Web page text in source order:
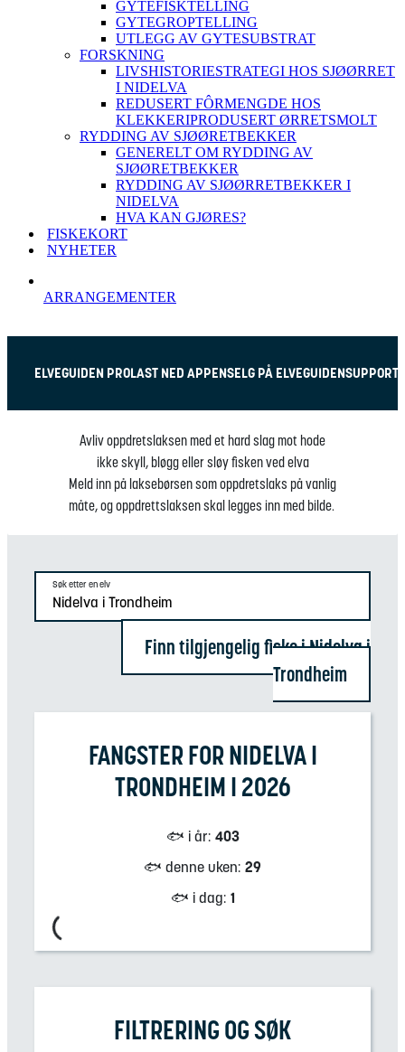
GYTEFISKTELLING
GYTEGROPTELLING
UTLEGG AV GYTESUBSTRAT
FORSKNING
LIVSHISTORIESTRATEGI HOS SJØØRRET
I NIDELVA
REDUSERT FÔRMENGDE HOS
KLEKKERIPRODUSERT ØRRETSMOLT
RYDDING AV SJØØRETBEKKER
GENERELT OM RYDDING AV
SJØØRETBEKKER
RYDDING AV SJØØRRETBEKKER I
NIDELVA
HVA KAN GJØRES?
FISKEKORT
NYHETER
ARRANGEMENTER